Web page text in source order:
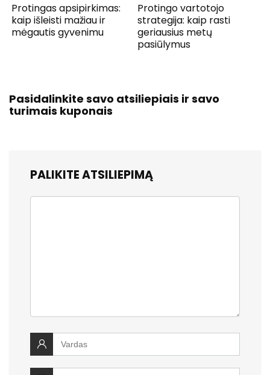
Protingas apsipirkimas:
kaip išleisti mažiau ir
mėgautis gyvenimu
Protingo vartotojo
strategija: kaip rasti
geriausius metų
pasiūlymus
Pasidalinkite savo atsiliepiais ir savo
turimais kuponais
PALIKITE ATSILIEPIMĄ